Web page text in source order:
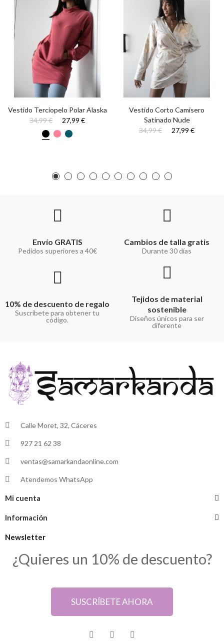
Vestido Terciopelo Polar Alaska
34,99 €
27,99 €
Vestido Corto Camisero
Satinado Nude
34,99 €
27,99 €
Envío GRATIS
Pedidos superiores a 40€
Cambios de talla gratis
Durante 30 días
10% de descuento de regalo
Suscríbete para obtener tu
código.
Tejidos de material
sostenible
Diseños únicos para ser
diferente
Calle Moret, 32, Cáceres
927 21 62 38
ventas@samarkandaonline.com
Atendemos WhatsApp
Mi cuenta
Información
Newsletter
¿Quieres un 10% de descuento?
SUSCRÍBETE AHORA